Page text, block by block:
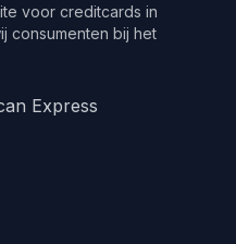
voor creditcards in
consumenten bij het